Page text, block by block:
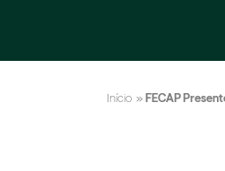
Início » FECAP